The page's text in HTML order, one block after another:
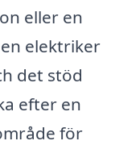
eller en
elektriker
det stöd
efter en
för